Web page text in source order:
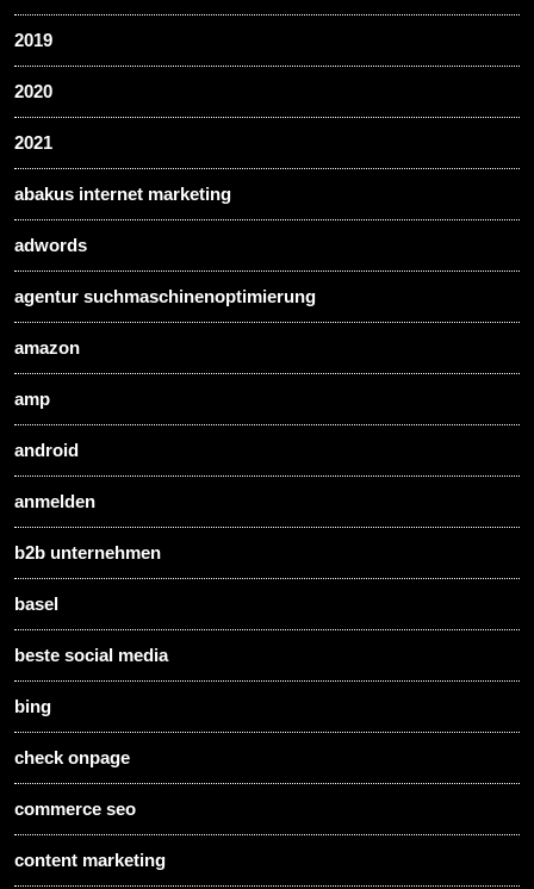
2019
2020
2021
abakus internet marketing
adwords
agentur suchmaschinenoptimierung
amazon
amp
android
anmelden
b2b unternehmen
basel
beste social media
bing
check onpage
commerce seo
content marketing